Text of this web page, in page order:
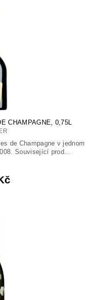
CHAMPAGNE, 0,75L
de Champagne v jednom
Související prod...